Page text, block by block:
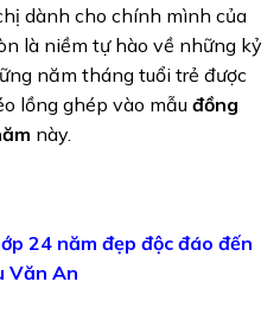
dành cho chính mình của
là niềm tự hào về những kỷ
năm tháng tuổi trẻ được
lồng ghép vào mẫu đồng
này.
24 năm đẹp độc đáo đến
Văn An